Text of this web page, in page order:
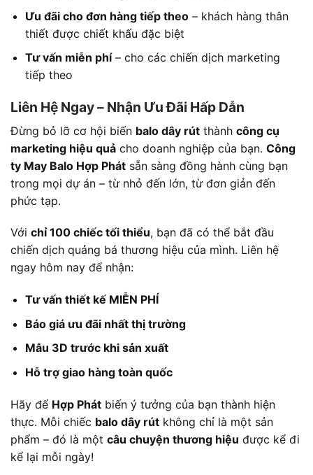
Ưu đãi cho đơn hàng tiếp theo– khách hàng thân
thiết được chiết khấu đặc biệt
Tư vấn miễn phí– cho các chiến dịch marketing
tiếp theo
Liên Hệ Ngay – Nhận Ưu Đãi Hấp Dẫn
Đừng bỏ lỡ cơ hội biến balo dây rút thành công cụ
marketing hiệu quả cho doanh nghiệp của bạn. Công
ty May Balo Hợp Phát sẵn sàng đồng hành cùng bạn
trong mọi dự án – từ nhỏ đến lớn, từ đơn giản đến
phức tạp.
Với chỉ 100 chiếc tối thiểu, bạn đã có thể bắt đầu
chiến dịch quảng bá thương hiệu của mình. Liên hệ
ngay hôm nay để nhận:
Tư vấn thiết kế MIỄN PHÍ
Báo giá ưu đãi nhất thị trường
Mẫu 3D trước khi sản xuất
Hỗ trợ giao hàng toàn quốc
Hãy để Hợp Phát biến ý tưởng của bạn thành hiện
thực. Mỗi chiếc balo dây rút không chỉ là một sản
phẩm – đó là một câu chuyện thương hiệu được kể đi
kể lại mỗi ngày!